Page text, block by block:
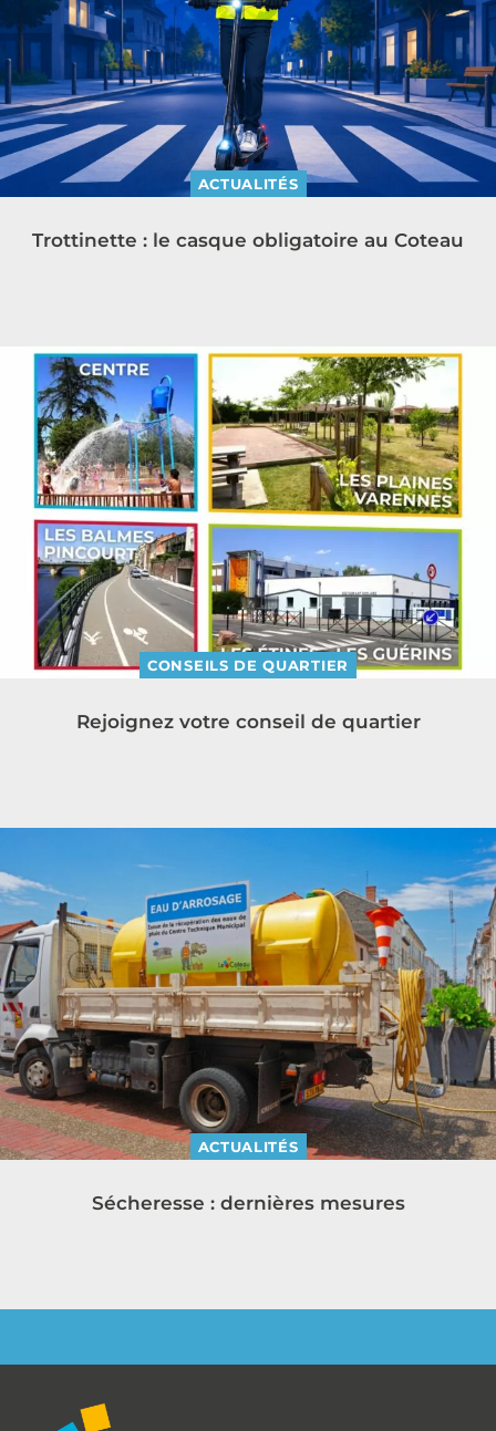
ACTUALITÉS
Trottinette : le casque obligatoire au Coteau
CONSEILS DE QUARTIER
Rejoignez votre conseil de quartier
ACTUALITÉS
Sécheresse : dernières mesures